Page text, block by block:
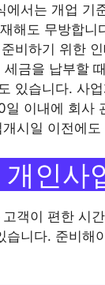
에서는 개업 기
해도 무방합
비하기 위한
금을 납부할
있습니다. 사
이내에 회사
시일 이전에
인사
객이 편한 시
습니다. 준비해